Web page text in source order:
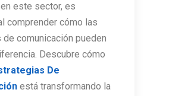
este sector, es
comprender cómo las
comunicación pueden
Descubre cómo
De
está transformando la